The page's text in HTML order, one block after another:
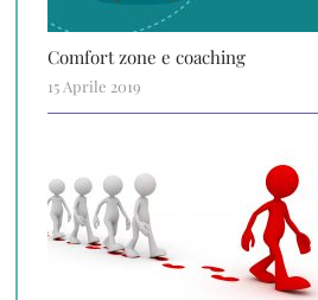
Comfort zone e coaching
15 Aprile 2019